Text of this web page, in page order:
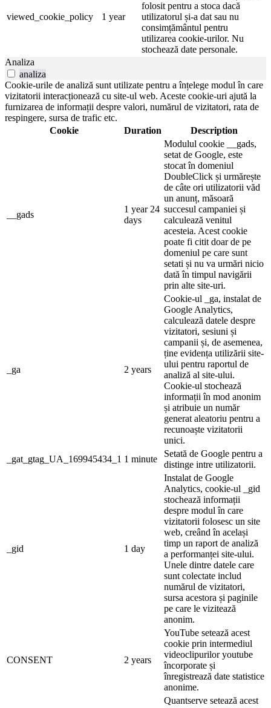
viewed_cookie_policy 1 year
folosit pentru a stoca dacă
utilizatorul și-a dat sau nu
consimțământul pentru
utilizarea cookie-urilor. Nu
stochează date personale.
Analiza
analiza
Cookie-urile de analiză sunt utilizate pentru a înțelege modul în care
vizitatorii interacționează cu site-ul web. Aceste cookie-uri ajută la
furnizarea de informații despre valori, numărul de vizitatori, rata de
respingere, sursa de trafic etc.
Cookie
Duration Description
__gads
1 year 24
days
Modulul cookie __gads,
setat de Google, este
stocat în domeniul
DoubleClick și urmărește
de câte ori utilizatorii văd
un anunț, măsoară
succesul campaniei și
calculează venitul
acesteia. Acest cookie
poate fi citit doar de pe
domeniul pe care sunt
setati și nu va urmări nicio
dată în timpul navigării
prin alte site-uri.
_ga 2 years
Cookie-ul _ga, instalat de
Google Analytics,
calculează datele despre
vizitatori, sesiuni și
campanii și, de asemenea,
ține evidența utilizării site-
ului pentru raportul de
analiză al site-ului.
Cookie-ul stochează
informații în mod anonim
și atribuie un număr
generat aleatoriu pentru a
recunoaște vizitatorii
unici.
_gat_gtag_UA_169945434_1 1 minute
Setată de Google pentru a
distinge intre utilizatorii.
_gid 1 day
Instalat de Google
Analytics, cookie-ul _gid
stochează informații
despre modul în care
vizitatorii folosesc un site
web, creând în același
timp un raport de analiză
a performanței site-ului.
Unele dintre datele care
sunt colectate includ
numărul de vizitatori,
sursa acestora și paginile
pe care le vizitează
anonim.
CONSENT 2 years
YouTube setează acest
cookie prin intermediul
videoclipurilor youtube
încorporate și
înregistrează date statistice
anonime.
Quantserve setează acest